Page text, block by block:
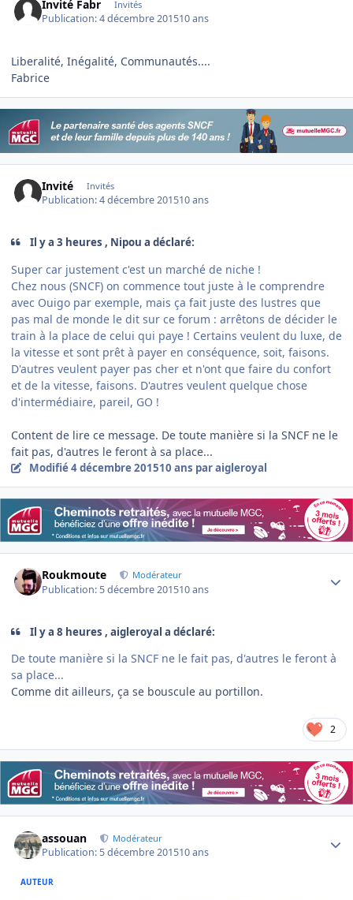
Invité Fabr Invités
Publication:4 décembre 201510 ans
Liberalité, Inégalité, Communautés....
Fabrice
Invité Invités
Publication:4 décembre 201510 ans
Il y a 3 heures , Nipou a déclaré:
Super car justement c'est un marché de niche !
Chez nous (SNCF) on commence tout juste à le comprendre
avec Ouigo par exemple, mais ça fait juste des lustres que
pas mal de monde le dit sur ce forum : arrêtons de décider le
train à la place de celui qui paye ! Certains veulent du luxe, de
la vitesse et sont prêt à payer en conséquence, soit, faisons.
D'autres veulent payer pas cher et n'ont que faire du confort
et de la vitesse, faisons. D'autres veulent quelque chose
d'intermédiaire, pareil, GO !
Content de lire ce message. De toute manière si la SNCF ne le
fait pas, d'autres le feront à sa place...
Modifié4 décembre 201510 ans par aigleroyal
Roukmoute Modérateur
Publication: 5 décembre 201510 ans
Il y a 8 heures , aigleroyal a déclaré:
De toute manière si la SNCF ne le fait pas, d'autres le feront à
sa place...
Comme dit ailleurs, ça se bouscule au portillon.
2
assouan Modérateur
Publication: 5 décembre 201510 ans
AUTEUR